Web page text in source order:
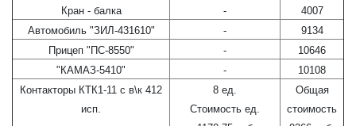
Кран - балка
-
4007
Автомобиль "ЗИЛ-431610"
-
9134
Прицеп "ПС-8550"
-
10646
"КАМАЗ-5410"
-
10108
Контакторы КТК1-11 с в\к 412
исп.
8 ед.
Стоимость ед.
Общая
стоимость